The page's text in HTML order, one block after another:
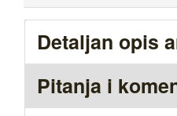
Detaljan opis
Pitanja i